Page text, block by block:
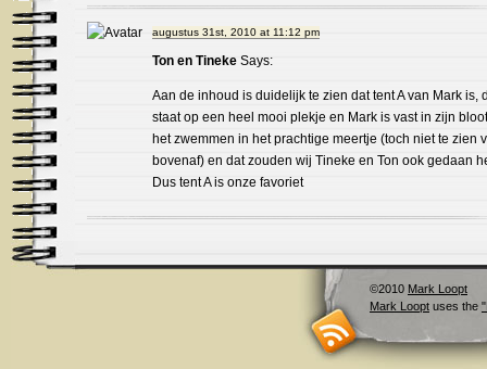
augustus 31st, 2010 at 11:12 pm
Ton en Tineke Says:
Aan de inhoud is duidelijk te zien dat tent A van Mark is,
staat op een heel mooi plekje en Mark is vast in zijn
het zwemmen in het prachtige meertje (toch niet te zien
bovenaf) en dat zouden wij Tineke en Ton ook gedaan
Dus tent A is onze favoriet
©2010 Mark Loopt
Mark Loopt uses the